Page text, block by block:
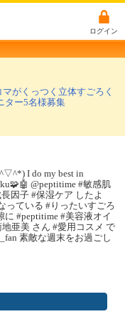
ログイン
がくっつく立体すごろく
ター5名様募集
I do my best in
@peptitime #敏感肌
因子 #保湿ケア したよ
ている #りったいすごろ
に #peptitime #美容液オイ
亜美 さん #愛用コスメ で
素敵な週末をお過ごし